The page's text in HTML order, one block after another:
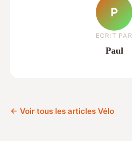
P
ECRIT PAR
Paul
← Voir tous les articles Vélo